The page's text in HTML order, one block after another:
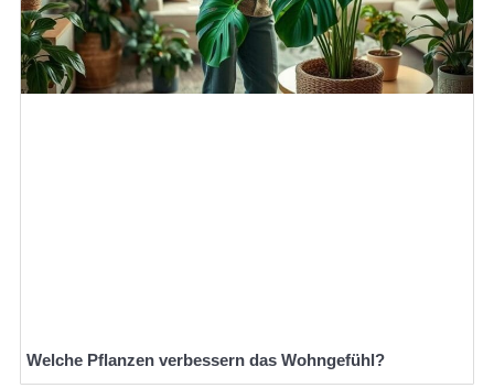
Welche Pflanzen verbessern das Wohngefühl?